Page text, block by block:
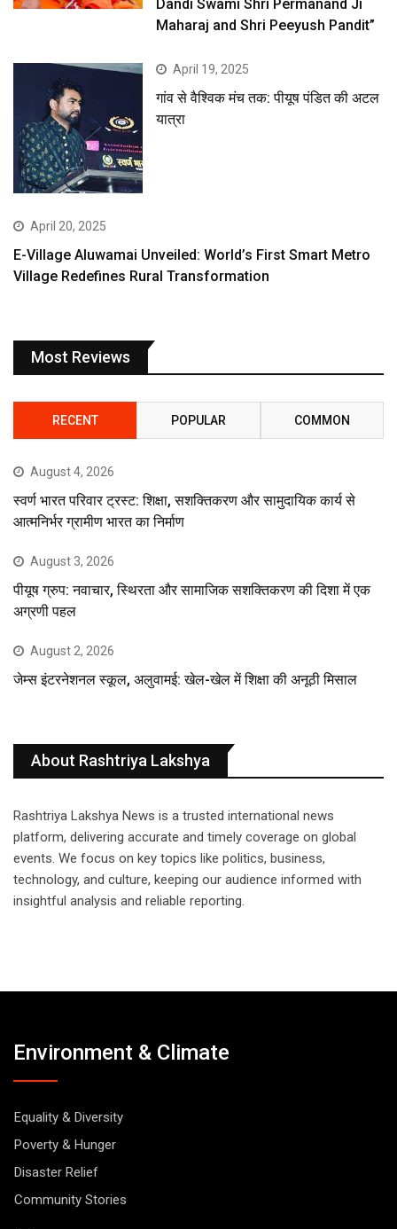
Dandi Swami Shri Permanand Ji
Maharaj and Shri Peeyush Pandit”
April 19, 2025
गांव से वैश्विक मंच तक: पीयूष पंडित की अटल
यात्रा
April 20, 2025
E-Village Aluwamai Unveiled: World’s First Smart Metro
Village Redefines Rural Transformation
Most Reviews
RECENT POPULAR COMMON
August 4, 2026
स्वर्ण भारत परिवार ट्रस्ट: शिक्षा, सशक्तिकरण और सामुदायिक कार्य से
आत्मनिर्भर ग्रामीण भारत का निर्माण
August 3, 2026
पीयूष ग्रुप: नवाचार, स्थिरता और सामाजिक सशक्तिकरण की दिशा में एक
अग्रणी पहल
August 2, 2026
जेम्स इंटरनेशनल स्कूल, अलुवामई: खेल-खेल में शिक्षा की अनूठी मिसाल
About Rashtriya Lakshya
Rashtriya Lakshya News is a trusted international news
platform, delivering accurate and timely coverage on global
events. We focus on key topics like politics, business,
technology, and culture, keeping our audience informed with
insightful analysis and reliable reporting.
Environment & Climate
Equality & Diversity
Poverty & Hunger
Disaster Relief
Community Stories